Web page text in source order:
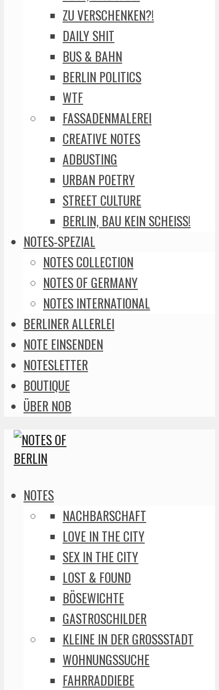
ZU VERSCHENKEN?!
DAILY SHIT
BUS & BAHN
BERLIN POLITICS
WTF
FASSADENMALEREI
CREATIVE NOTES
ADBUSTING
URBAN POETRY
STREET CULTURE
BERLIN, BAU KEIN SCHEISS!
NOTES-SPEZIAL
NOTES COLLECTION
NOTES OF GERMANY
NOTES INTERNATIONAL
BERLINER ALLERLEI
NOTE EINSENDEN
NOTESLETTER
BOUTIQUE
ÜBER NOB
NOTES
NACHBARSCHAFT
LOVE IN THE CITY
SEX IN THE CITY
LOST & FOUND
BÖSEWICHTE
GASTROSCHILDER
KLEINE IN DER GROSSSTADT
WOHNUNGSSUCHE
FAHRRADDIEBE